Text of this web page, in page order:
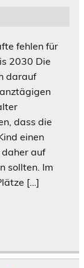
fehlen für
2030 Die
darauf
dass die
einen
auf
sollten. Im
[…]